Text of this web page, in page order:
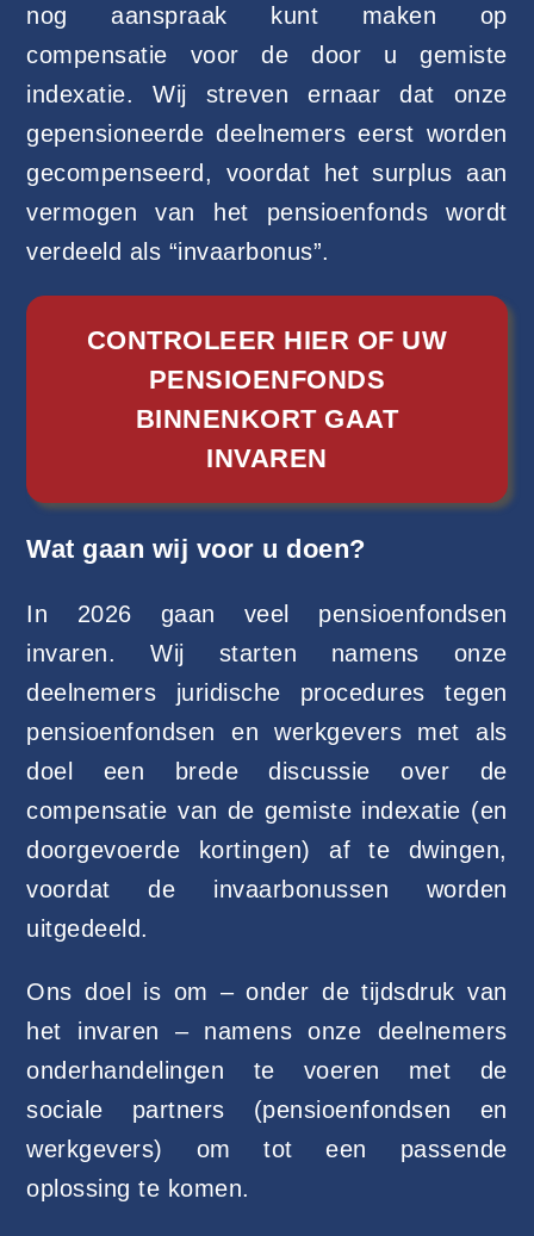
nog aanspraak kunt maken op
compensatie voor de door u gemiste
indexatie. Wij streven ernaar dat onze
gepensioneerde deelnemers eerst worden
gecompenseerd, voordat het surplus aan
vermogen van het pensioenfonds wordt
verdeeld als “invaarbonus”.
CONTROLEER HIER OF UW
PENSIOENFONDS
BINNENKORT GAAT
INVAREN
Wat gaan wij voor u doen?
In 2026 gaan veel pensioenfondsen
invaren. Wij starten namens onze
deelnemers juridische procedures tegen
pensioenfondsen en werkgevers met als
doel een brede discussie over de
compensatie van de gemiste indexatie (en
doorgevoerde kortingen) af te dwingen,
voordat de invaarbonussen worden
uitgedeeld.
Ons doel is om – onder de tijdsdruk van
het invaren – namens onze deelnemers
onderhandelingen te voeren met de
sociale partners (pensioenfondsen en
werkgevers) om tot een passende
oplossing te komen.